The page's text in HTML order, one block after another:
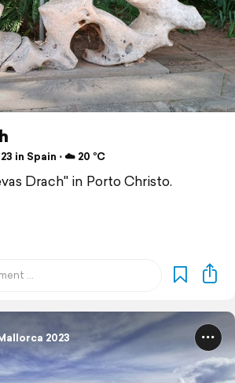
in Spain ⋅ ☁️ 20 °C
Drach" in Porto Christo.
2023